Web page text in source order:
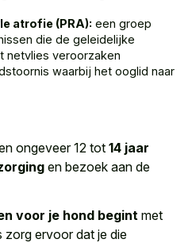
atrofie (PRA): een groep
die de geleidelijke
netvlies veroorzaken
waarbij het ooglid naar
ongeveer 12 tot 14 jaar
en bezoek aan de
voor je hond begint met
zorg ervoor dat je die